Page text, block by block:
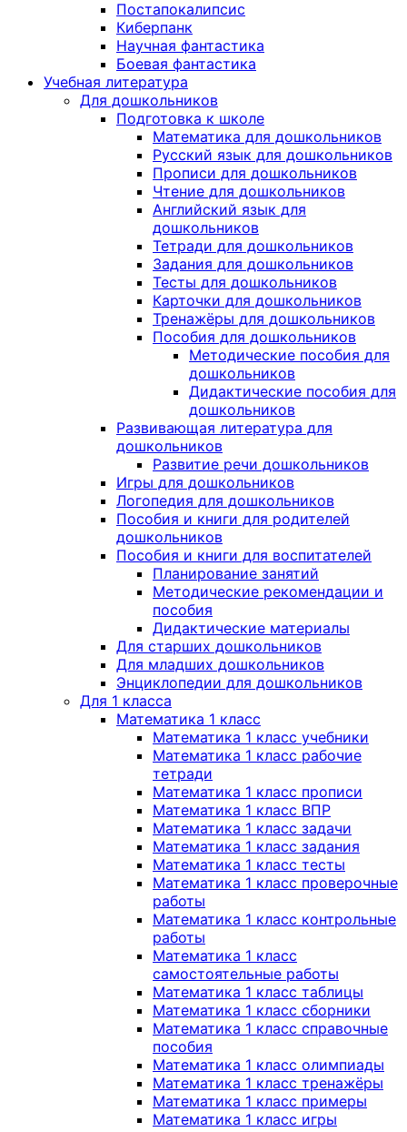
Постапокалипсис
Киберпанк
Научная фантастика
Боевая фантастика
Учебная литература
Для дошкольников
Подготовка к школе
Математика для дошкольников
Русский язык для дошкольников
Прописи для дошкольников
Чтение для дошкольников
Английский язык для
дошкольников
Тетради для дошкольников
Задания для дошкольников
Тесты для дошкольников
Карточки для дошкольников
Тренажёры для дошкольников
Пособия для дошкольников
Методические пособия для
дошкольников
Дидактические пособия для
дошкольников
Развивающая литература для
дошкольников
Развитие речи дошкольников
Игры для дошкольников
Логопедия для дошкольников
Пособия и книги для родителей
дошкольников
Пособия и книги для воспитателей
Планирование занятий
Методические рекомендации и
пособия
Дидактические материалы
Для старших дошкольников
Для младших дошкольников
Энциклопедии для дошкольников
Для 1 класса
Математика 1 класс
Математика 1 класс учебники
Математика 1 класс рабочие
тетради
Математика 1 класс прописи
Математика 1 класс ВПР
Математика 1 класс задачи
Математика 1 класс задания
Математика 1 класс тесты
Математика 1 класс проверочные
работы
Математика 1 класс контрольные
работы
Математика 1 класс
самостоятельные работы
Математика 1 класс таблицы
Математика 1 класс сборники
Математика 1 класс справочные
пособия
Математика 1 класс олимпиады
Математика 1 класс тренажёры
Математика 1 класс примеры
Математика 1 класс игры